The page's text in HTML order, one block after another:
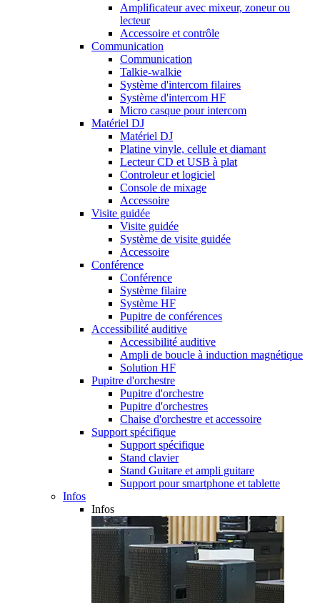
Amplificateur avec mixeur, zoneur ou
lecteur
Accessoire et contrôle
Communication
Communication
Talkie-walkie
Système d'intercom filaires
Système d'intercom HF
Micro casque pour intercom
Matériel DJ
Matériel DJ
Platine vinyle, cellule et diamant
Lecteur CD et USB à plat
Controleur et logiciel
Console de mixage
Accessoire
Visite guidée
Visite guidée
Système de visite guidée
Accessoire
Conférence
Conférence
Système filaire
Système HF
Pupitre de conférences
Accessibilité auditive
Accessibilité auditive
Ampli de boucle à induction magnétique
Solution HF
Pupitre d'orchestre
Pupitre d'orchestre
Pupitre d'orchestres
Chaise d'orchestre et accessoire
Support spécifique
Support spécifique
Stand clavier
Stand Guitare et ampli guitare
Support pour smartphone et tablette
Infos
Infos